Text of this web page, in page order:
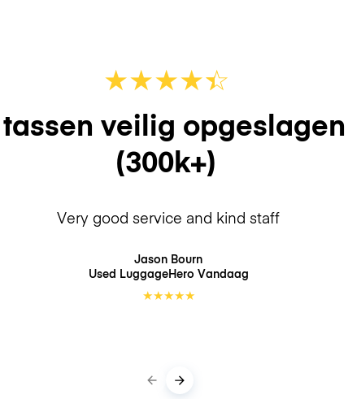
★★★★☆
★
tassen veilig
(300k+)
Very good service and kind staff
Jason Bourn
Used LuggageHero Vandaag
★★★★★